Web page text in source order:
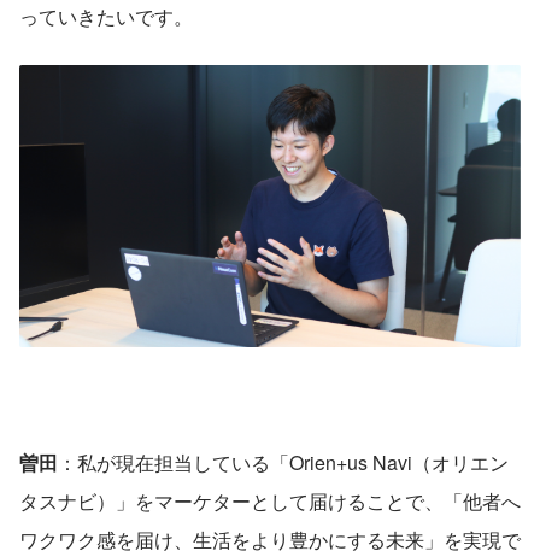
っていきたいです。
曽田 ：私が現在担当している「Orien+us Navi（オリエン
タスナビ）」をマーケターとして届けることで、「他者へ
ワクワク感を届け、生活をより豊かにする未来」を実現で